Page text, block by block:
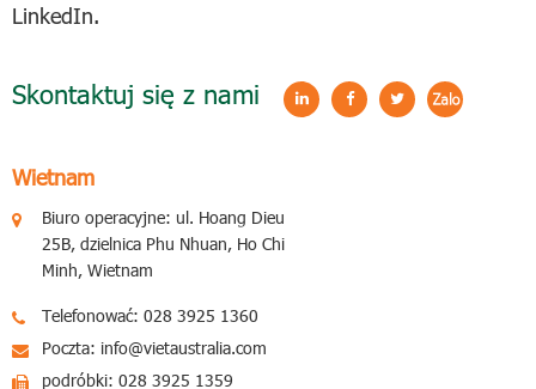
LinkedIn.
Skontaktuj się z nami
Wietnam
Biuro operacyjne: ul. Hoang Dieu
25B, dzielnica Phu Nhuan, Ho Chi
Minh, Wietnam
Telefonować: 028 3925 1360
Poczta: info@vietaustralia.com
podróbki: 028 3925 1359